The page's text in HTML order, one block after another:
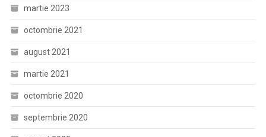
martie 2023
octombrie 2021
august 2021
martie 2021
octombrie 2020
septembrie 2020